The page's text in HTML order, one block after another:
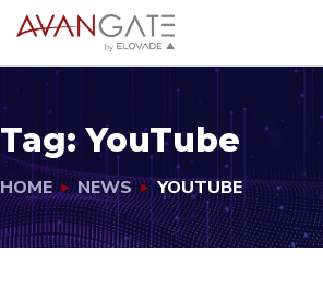
Tag:YouTube
HOME NEWS YOUTUBE